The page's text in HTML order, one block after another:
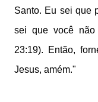
Santo. Eu sei que
sei que você
23:19). Então,
Jesus, amém."